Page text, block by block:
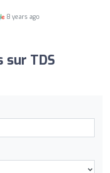
8 years ago
sur TDS